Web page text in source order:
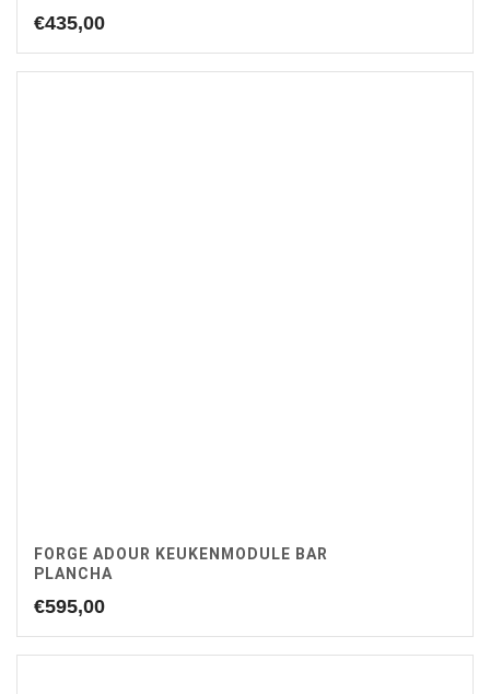
€435,00
FORGE ADOUR KEUKENMODULE BAR
PLANCHA
€595,00